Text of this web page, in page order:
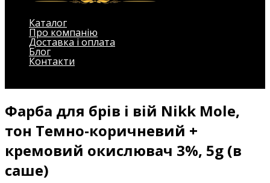
Каталог
Про компанію
Доставка і оплата
Блог
Контакти
Фарба для брів і вій Nikk Mole,
тон Темно-коричневий +
кремовий окислювач 3%, 5g (в
саше)